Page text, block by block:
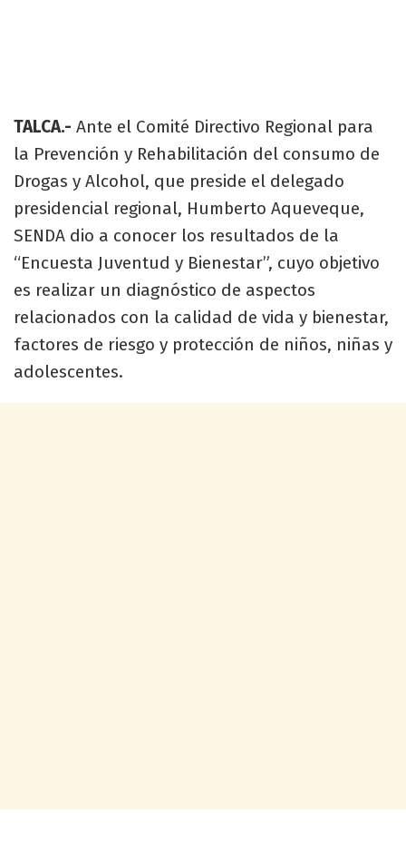
TALCA.- Ante el Comité Directivo Regional para
la Prevención y Rehabilitación del consumo de
Drogas y Alcohol, que preside el delegado
presidencial regional, Humberto Aqueveque,
SENDA dio a conocer los resultados de la
“Encuesta Juventud y Bienestar”, cuyo objetivo
es realizar un diagnóstico de aspectos
relacionados con la calidad de vida y bienestar,
factores de riesgo y protección de niños, niñas y
adolescentes.